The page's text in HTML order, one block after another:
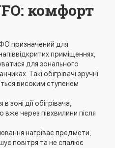
комфорт
призначений для
приміщеннях,
для зонального
Такі обігрівачі зручні
високим ступенем
дії обігрівача,
вже через півхвилини після
нагріває предмети,
повітря та не спалює